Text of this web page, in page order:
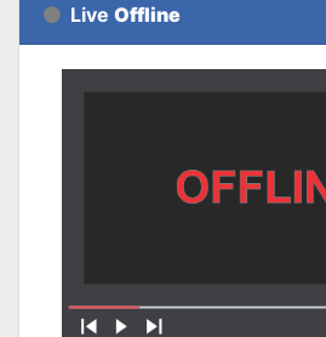
Live Offline